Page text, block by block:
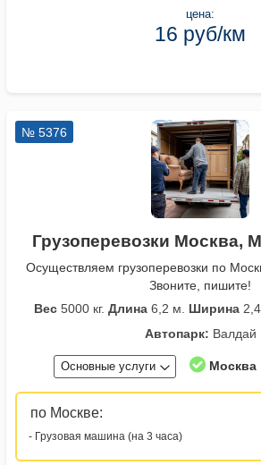
цена:
16 руб/км
№ 5376
Грузоперевозки Москва,
Осуществляем грузоперевозки по
Звоните, пишите!
Вес 5000 кг. Длина 6,2 м. Ширина
Автопарк: Валдай
Основные услуги
по Москве:
- Грузовая машина (на 3 часа)